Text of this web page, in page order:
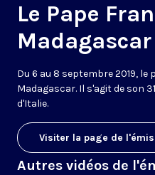
Le Pape
Madagascar
Du 6 au 8 septembre 2019, le
Madagascar. Il s'agit de son
d'Italie.
Visiter la page de
Autres vidéos de